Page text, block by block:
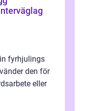
fyrhjulings
den för
eller